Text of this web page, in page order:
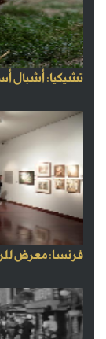
تشيكيا: أشبال
فرنسا: معرض